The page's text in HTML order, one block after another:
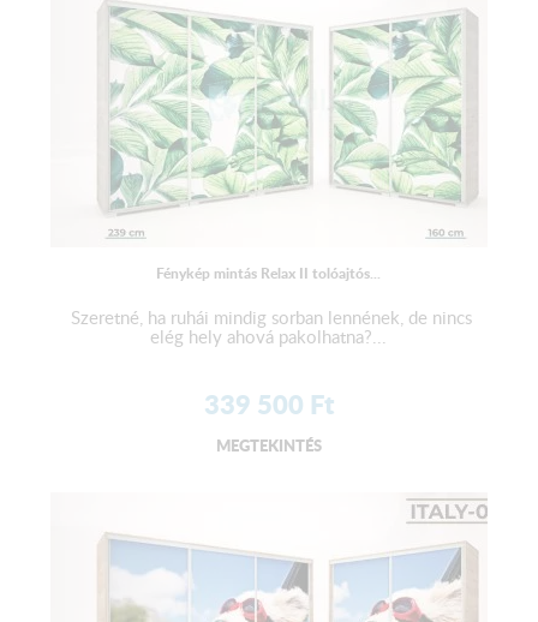
Fénykép mintás Relax II tolóajtós...
Szeretné, ha ruhái mindig sorban lennének, de nincs
elég hely ahová pakolhatna?...
339 500 Ft
MEGTEKINTÉS